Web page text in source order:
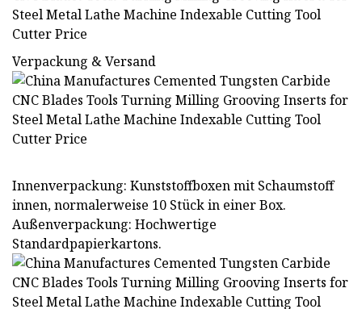
Verpackung & Versand
Innenverpackung: Kunststoffboxen mit Schaumstoff
innen, normalerweise 10 Stück in einer Box.
Außenverpackung: Hochwertige
Standardpapierkartons.